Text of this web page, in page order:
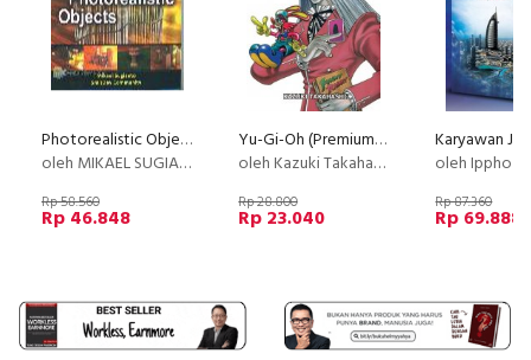
Photorealistic Objects
oleh MIKAEL SUGIANTO & SMITDEV COMMUNITY
Rp 58.560
Rp 46.848
Yu-Gi-Oh (Premium) 06
oleh Kazuki Takahashi
Rp 28.800
Rp 23.040
oleh Ippho
Rp 87.360
Rp 69.888